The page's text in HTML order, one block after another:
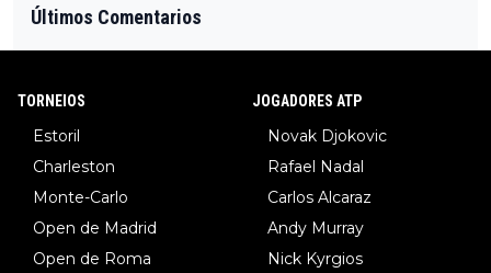
Últimos Comentarios
TORNEIOS
Estoril
Charleston
Monte-Carlo
Open de Madrid
Open de Roma
JOGADORES ATP
Novak Djokovic
Rafael Nadal
Carlos Alcaraz
Andy Murray
Nick Kyrgios